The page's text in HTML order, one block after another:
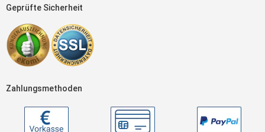
Geprüfte Sicherheit
Zahlungsmethoden